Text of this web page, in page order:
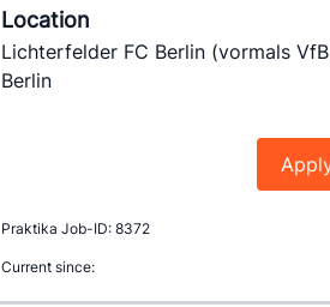
Location
Lichterfelder FC Berlin (vormals
Berlin
Praktika Job-ID: 8372
Current since: